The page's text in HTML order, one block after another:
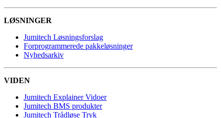
LØSNINGER
Jumitech Løsningsforslag
Forprogrammerede pakkeløsninger
Nyhedsarkiv
VIDEN
Jumitech Explainer Vidoer
Jumitech BMS produkter
Jumitech Trådløse Tryk